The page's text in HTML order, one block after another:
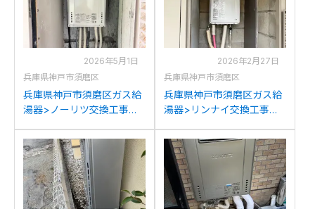
換
2026年5月1日
兵庫県神戸市須磨区
兵庫県神戸市須磨区ガス給
湯器>ノーリツ交換工事施
2022SAWX-Tからノーリツ
GT-2070SAW-T BLへの交
換
2026年2月27日
兵庫県神戸市須磨区
兵庫県神戸市須磨区ガス給
湯器>リンナイ交換工事施
YS1654RTからリンナイ
RUX-A2016T-L(A)への交換